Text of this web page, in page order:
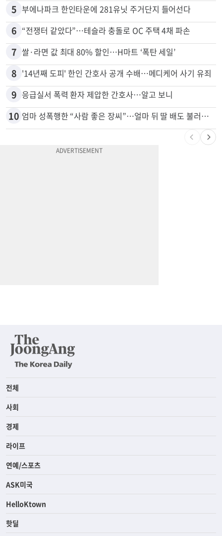
4 5주간 차 안 몰면 최대 600불 지급
5 부에나파크 한인타운에 281유닛 주거단지 들어선다
6 “전쟁터 같았다”…테슬라 충돌로 OC 주택 4채 파손
7 쌀·라면 값 최대 80% 할인…H마트 ‘폭탄 세일’
8 '14년째 도피' 한인 간호사 공개 수배…메디케어 사기 유죄
9 응급실서 폭력 환자 제압한 간호사…알고 보니
엄마 성폭행한 “사람 좋은 장씨”…얼마 뒤 딸 배도 불러왔다
전체
사회
경제
라이프
연예/스포츠
ASK미국
HelloKtown